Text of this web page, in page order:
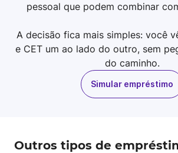
pessoal que podem combinar
A decisão fica mais simples: você
e CET um ao lado do outro, sem
do caminho.
Simular empréstimo
Outros tipos de